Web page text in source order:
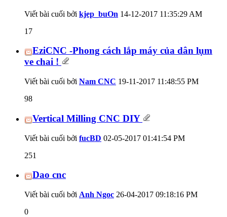
Viết bài cuối bởi kjep_buOn 14-12-2017 11:35:29 AM
17
EziCNC -Phong cách lắp máy của dân lụm
ve chai !
Viết bài cuối bởi Nam CNC 19-11-2017 11:48:55 PM
98
Vertical Milling CNC DIY
Viết bài cuối bởi fucBD 02-05-2017 01:41:54 PM
251
Dao cnc
Viết bài cuối bởi Anh Ngoc 26-04-2017 09:18:16 PM
0